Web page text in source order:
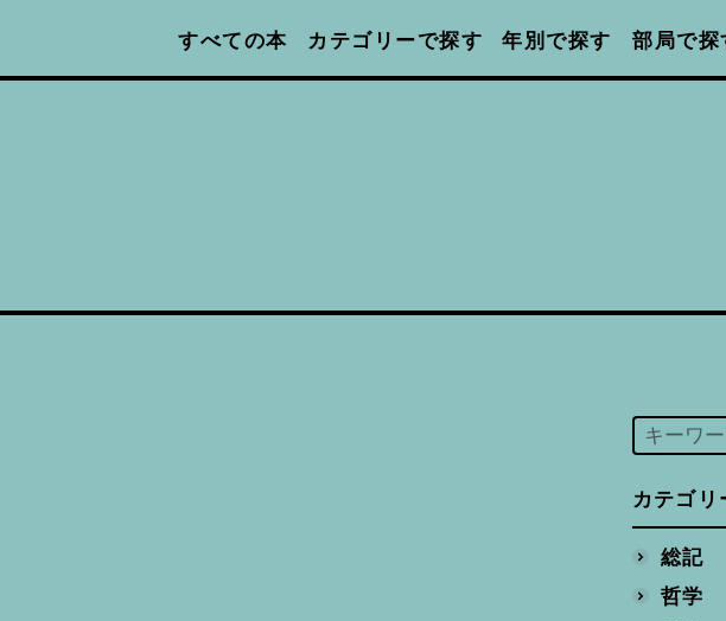
すべての本 カテゴリーで探す 年別で探す 部局で探
カテゴリ
総記
哲学